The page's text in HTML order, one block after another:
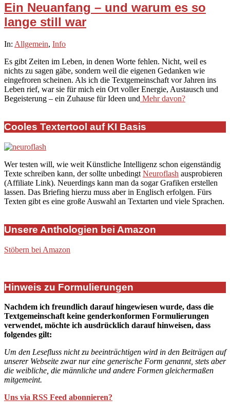
Ein Neuanfang – und warum es so
lange still war
2025-
16
In: Allgemein, Info
Es gibt Zeiten im Leben, in denen Worte fehlen. Nicht, weil es
nichts zu sagen gäbe, sondern weil die eigenen Gedanken wie
eingefroren scheinen. Als ich die Textgemeinschaft vor Jahren ins
Leben rief, war sie für mich ein Ort voller Energie, Austausch und
Begeisterung – ein Zuhause für Ideen und Mehr davon?
Cooles Textertool auf KI Basis
Wer testen will, wie weit Künstliche Intelligenz schon eigenständig
Texte schreiben kann, der sollte unbedingt Neuroflash ausprobieren
(Affiliate Link). Neuerdings kann man da sogar Grafiken erstellen
lassen. Das Briefing hierzu muss aber in Englisch erfolgen. Fürs
Texten gibt es eine große Auswahl an Textarten und viele Sprachen.
Unsere Anthologien bei Amazon
Stöbern bei Amazon
Hinweis zu Formulierungen
Nachdem ich freundlich darauf hingewiesen wurde, dass die
Textgemeinschaft keine genderkonformen Formulierungen
verwendet, möchte ich ausdrücklich darauf hinweisen, dass
folgendes gilt:
Um den Lesefluss nicht zu beeinträchtigen wird in den Beiträgen auf
unserer Webseite zwar nur eine generische Form genannt, stets aber
die weibliche, die männliche und andere Formen gleichermaßen
mitgemeint.
Uns via RSS Feed abonnieren?